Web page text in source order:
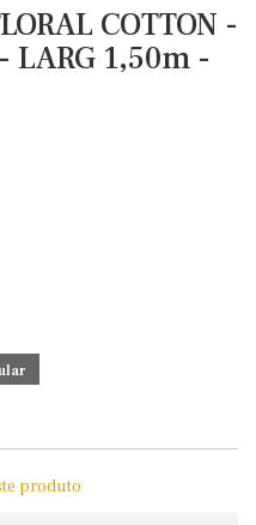
COTTON -
LARG 1,50m -
produto